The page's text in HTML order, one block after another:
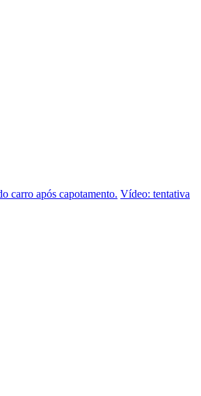
carro após capotamento. Vídeo: tentativa